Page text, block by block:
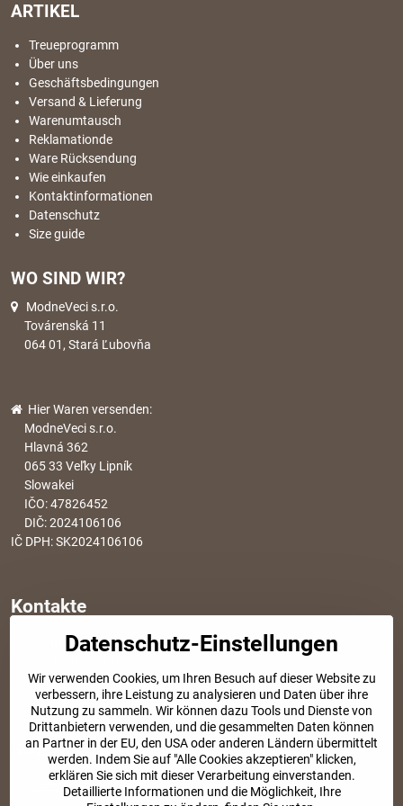
ARTIKEL
Treueprogramm
Über uns
Geschäftsbedingungen
Versand & Lieferung
Warenumtausch
Reklamationde
Ware Rücksendung
Wie einkaufen
Kontaktinformationen
Datenschutz
Size guide
WO SIND WIR?
ModneVeci s.r.o.
Továrenská 11
064 01, Stará Ľubovňa
Hier Waren versenden:
ModneVeci s.r.o.
Hlavná 362
065 33 Veľky Lipník
Slowakei
IČO: 47826452
DIČ: 2024106106
IČ DPH: SK2024106106
Kontakte
info​@modischesachen​.de
+421 917 917 801
Tel. Kundenservice von 8:30 bis 15:00
SOZIALE NETZWERKE
Facebook Instagram
Datenschutz-Einstellungen
Wir verwenden Cookies, um Ihren Besuch auf dieser Website zu
verbessern, ihre Leistung zu analysieren und Daten über ihre
Nutzung zu sammeln. Wir können dazu Tools und Dienste von
Drittanbietern verwenden, und die gesammelten Daten können
an Partner in der EU, den USA oder anderen Ländern übermittelt
werden. Indem Sie auf "Alle Cookies akzeptieren" klicken,
erklären Sie sich mit dieser Verarbeitung einverstanden.
Detaillierte Informationen und die Möglichkeit, Ihre